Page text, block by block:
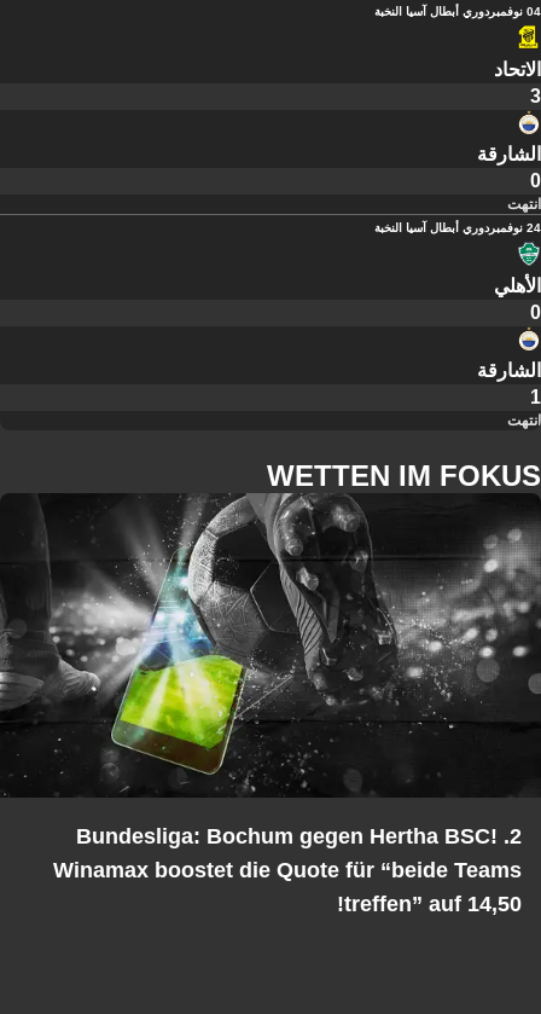
04 نوفمبر دوري أبطال آسيا النخبة
الاتحاد
3
الشارقة
0
انتهت
24 نوفمبر دوري أبطال آسيا النخبة
الأهلي
0
الشارقة
1
انتهت
WETTEN IM FOKUS
2. Bundesliga: Bochum gegen Hertha BSC!
Winamax boostet die Quote für “beide Teams
treffen” auf 14,50!